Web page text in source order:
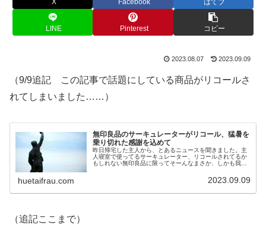
X Facebook はてブ
LINE Pinterest コピー
2023.08.07 2023.09.09
（9/9追記 この記事で話題にしている商品がリコールさ
れてしまいました……）
無印良品のサーキュレーターがリコール、猛暑を
乗り切れた感謝を込めて
昨日帰宅した主人から、とあるニュースを聞きました。主
人寝室で使ってるサーキュレーター、リコールされてるか
もしれない無印良品に限ってそーんなまさか、しかも我が
huetaifrau.com 2023.09.09
（追記ここまで）